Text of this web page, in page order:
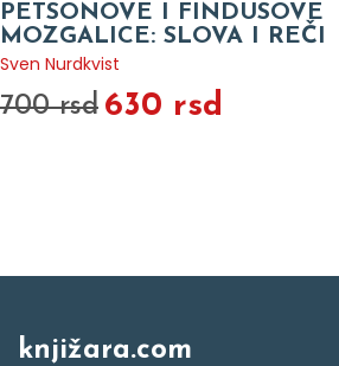
PETSONOVE I FINDUSOVE
MOZGALICE: SLOVA I REČI
Sven Nurdkvist
700 rsd 630 rsd
knjižara.com